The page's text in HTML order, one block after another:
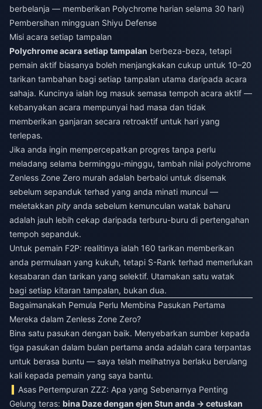
berbelanja — memberikan Polychrome harian selama 30 hari)
Pembersihan mingguan Shiyu Defense
Misi acara setiap tampalan
Polychrome acara setiap tampalan berbeza-beza, tetapi
pemain aktif biasanya boleh menjangkakan cukup untuk 10–20
tarikan tambahan bagi setiap tampalan utama daripada acara
sahaja. Kuncinya ialah log masuk semasa tempoh acara aktif —
kebanyakan acara mempunyai had masa dan tidak
memberikan ganjaran secara retroaktif untuk hari yang
terlepas.
Jika anda ingin mempercepatkan progres tanpa perlu
meladang selama berminggu-minggu, tambah nilai polychrome
Zenless Zone Zero murah adalah berbaloi untuk disemak
sebelum sepanduk terhad yang anda minati muncul —
meletakkan pity anda sebelum kemunculan watak baharu
adalah jauh lebih cekap daripada terburu-buru di pertengahan
tempoh sepanduk.
Untuk pemain F2P: realitinya ialah 160 tarikan memberikan
anda permulaan yang kukuh, tetapi S-Rank terhad memerlukan
kesabaran dan tarikan yang selektif. Utamakan satu watak
bagi setiap kitaran tampalan, bukan dua.
Bagaimanakah Pemula Perlu Membina Pasukan Pertama
Mereka dalam Zenless Zone Zero?
Bina satu pasukan dengan baik. Menyebarkan sumber kepada
tiga pasukan dalam bulan pertama anda adalah cara terpantas
untuk berasa buntu — saya telah melihatnya berlaku berulang
kali kepada pemain yang saya bantu.
Asas Pertempuran ZZZ: Apa yang Sebenarnya Penting
Gelung teras: bina Daze dengan ejen Stun anda → cetuskan